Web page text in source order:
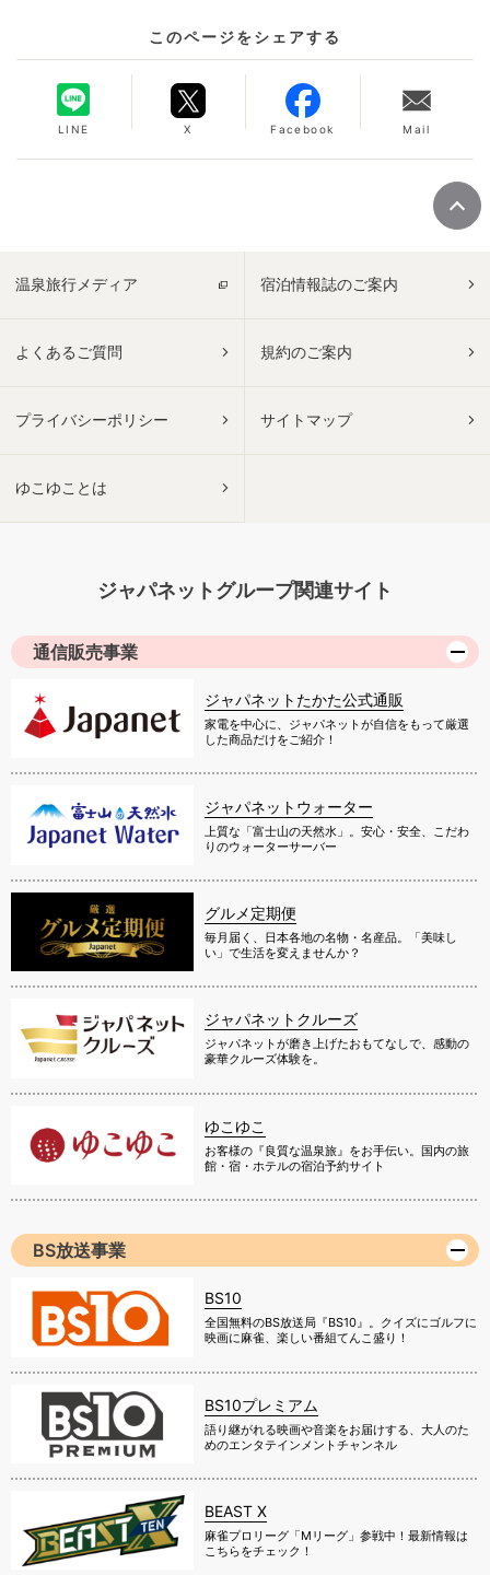
このページをシェアする
LINE X Facebook Mail
温泉旅行メディア 宿泊情報誌のご案内
よくあるご質問 規約のご案内
プライバシーポリシー サイトマップ
ゆこゆことは
ジャパネットグループ関連サイト
通信販売事業
ジャパネットたかた公式通販
家電を中心に、ジャパネットが自信をもって厳選
した商品だけをご紹介！
ジャパネットウォーター
上質な「富士山の天然水」。安心・安全、こだわ
りのウォーターサーバー
グルメ定期便
毎月届く、日本各地の名物・名産品。「美味し
い」で生活を変えませんか？
ジャパネットクルーズ
ジャパネットが磨き上げたおもてなしで、感動の
豪華クルーズ体験を。
ゆこゆこ
お客様の『良質な温泉旅』をお手伝い。国内の旅
館・宿・ホテルの宿泊予約サイト
BS放送事業
BS10
全国無料のBS放送局『BS10』。クイズにゴルフに
映画に麻雀、楽しい番組てんこ盛り！
BS10プレミアム
語り継がれる映画や音楽をお届けする、大人のた
めのエンタテインメントチャンネル
BEAST X
麻雀プロリーグ「Mリーグ」参戦中！最新情報は
こちらをチェック！